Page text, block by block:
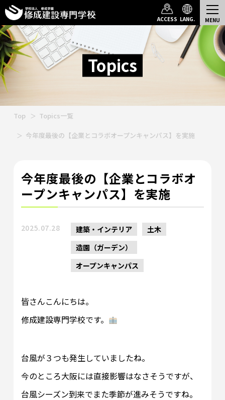
ACCESS LANG.
Topics
Top Topics一覧
今年度最後の【企業とコラボオープンキャンパス】を実施
今年度最後の【企業とコラボオ
ープンキャンパス】を実施
2025.07.28 建築・インテリア
土木
造園（ガーデン）
オープンキャンパス
皆さんこんにちは。
修成建設専門学校です。
台風が３つも発生していましたね。
今のところ大阪には直接影響はなさそうですが、
台風シーズン到来でまた季節が進みそうですね。